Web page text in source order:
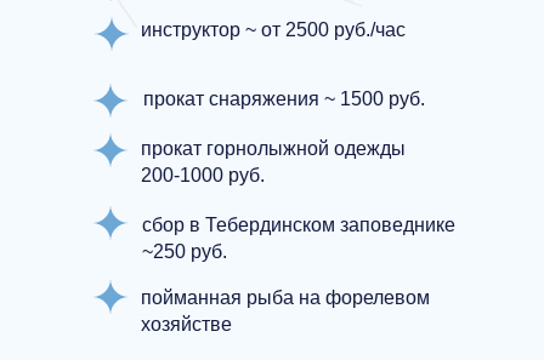
инструктор ~ от 2500 руб./час
прокат снаряжения ~ 1500 руб.
прокат горнолыжной одежды
200-1000 руб.
сбор в Тебердинском заповеднике
~250 руб.
пойманная рыба на форелевом
хозяйстве